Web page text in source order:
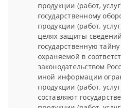
продукции (работ,
государственному
продукции (работ,
целях защиты
государственную
охраняемой в
законодательством
иной информации
продукции (работ,
составляют